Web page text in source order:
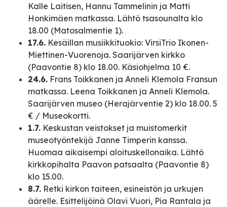
Kalle Laitisen, Hannu Tammelinin ja Matti
Honkimäen matkassa. Lähtö tsasounalta klo
18.00 (Matosalmentie 1).
17.6. Kesäillan musiikkituokio: VirsiTrio Ikonen-
Miettinen-Vuorenoja. Saarijärven kirkko
(Paavontie 8) klo 18.00. Käsiohjelma 10 €.
24.6. Frans Toikkanen ja Anneli Klemola Fransun
matkassa. Leena Toikkanen ja Anneli Klemola.
Saarijärven museo (Herajärventie 2) klo 18.00. 5
€ / Museokortti.
1.7. Keskustan veistokset ja muistomerkit
museotyöntekijä Janne Timperin kanssa.
Huomaa aikaisempi aloituskellonaika. Lähtö
kirkkopihalta Paavon patsaalta (Paavontie 8)
klo 15.00.
8.7. Retki kirkon taiteen, esineistön ja urkujen
äärelle. Esittelijöinä Olavi Vuori, Pia Rantala ja